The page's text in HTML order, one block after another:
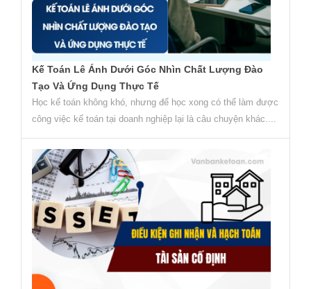
Kế Toán Lê Ánh Dưới Góc Nhìn Chất Lượng Đào
Tạo Và Ứng Dụng Thực Tế
Học kế toán không khó, nhưng để học xong có thể làm được
công việc kế toán tại doanh nghiệp lại là câu chuyện khác....